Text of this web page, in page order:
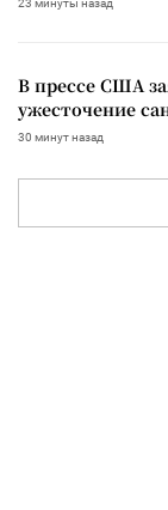
В прессе США
ужесточение
30 минут назад